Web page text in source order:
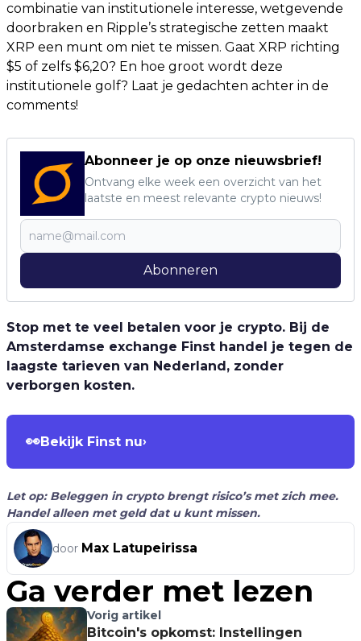
combinatie van institutionele interesse, wetgevende
doorbraken en Ripple’s strategische zetten maakt
XRP een munt om niet te missen. Gaat XRP richting
$5 of zelfs $6,20? En hoe groot wordt deze
institutionele golf? Laat je gedachten achter in de
comments!
Abonneer je op onze nieuwsbrief!
Ontvang elke week een overzicht van het
laatste en meest relevante crypto nieuws!
Abonneren
Stop met te veel betalen voor je crypto. Bij de
Amsterdamse exchange Finst handel je tegen de
laagste tarieven van Nederland, zonder
verborgen kosten.
👀Bekijk Finst nu›
Let op: Beleggen in crypto brengt risico’s met zich mee.
Handel alleen met geld dat u kunt missen.
door Max Latupeirissa
Ga verder met lezen
Vorig artikel
Bitcoin's opkomst: Instellingen